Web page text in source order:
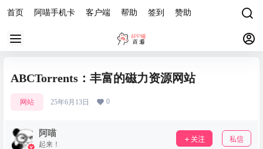
首页 阿喵手机卡 客户端 帮助 签到 赞助
ABCTorrents：丰富的磁力资源网站
网站 25年6月13日 0
阿喵
起来！
关注 私信